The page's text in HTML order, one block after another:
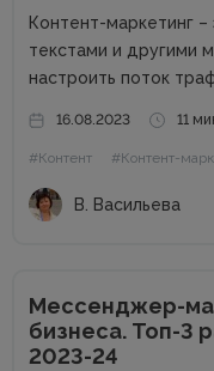
Контент-маркетинг
текстами и другими
настроить поток
маркетинге для
частным
16.08.2023 11
#Контент #Контент-
В. Васильева
Мессенджер-
бизнеса. Топ-3
2023-24